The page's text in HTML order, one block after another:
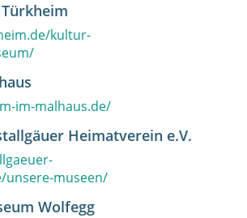
kultur-
im-malhaus.de/
Heimatverein e.V.
unsere-museen/
Wolfegg